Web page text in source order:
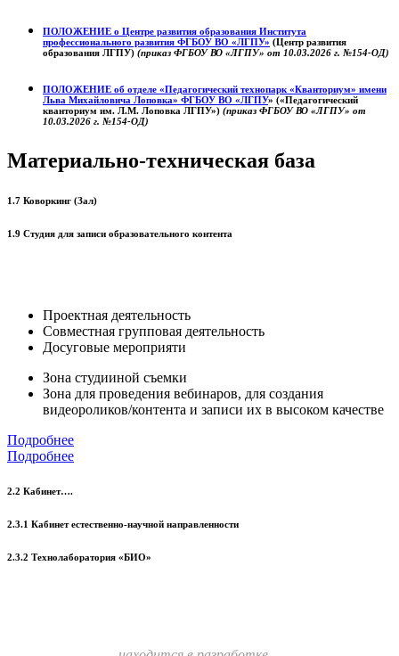
ПОЛОЖЕНИЕ о Центре развития образования Института
профессионального развития ФГБОУ ВО «ЛГПУ» (Центр развития
образования ЛГПУ) (приказ ФГБОУ ВО «ЛГПУ» от 10.03.2026 г. №154-ОД)
ПОЛОЖЕНИЕ об отделе «Педагогический технопарк «Кванториум» имени
Льва Михайловича Лоповка» ФГБОУ ВО «ЛГПУ» («Педагогический
кванториум им. Л.М. Лоповка ЛГПУ») (приказ ФГБОУ ВО «ЛГПУ» от
10.03.2026 г. №154-ОД)
Материально-техническая база
1.7 Коворкинг (Зал)
1.9 Студия для записи образовательного контента
Проектная деятельность
Совместная групповая деятельность
Досуговые мероприяти
Зона студииной съемки
Зона для проведения вебинаров, для создания
видеороликов/контента и записи их в высоком качестве
Подробнее
Подробнее
2.2 Кабинет….
2.3.1 Кабинет естественно-научной направленности
2.3.2 Технолаборатория «БИО»